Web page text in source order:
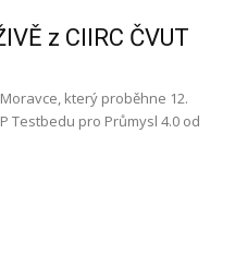
z CIIRC ČVUT
který proběhne 12.
Testbedu pro Průmysl 4.0 od